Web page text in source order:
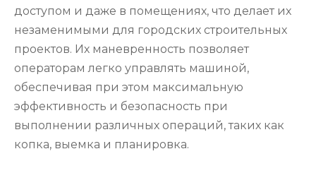
доступом и даже в помещениях, что делает их
незаменимыми для городских строительных
проектов. Их маневренность позволяет
операторам легко управлять машиной,
обеспечивая при этом максимальную
эффективность и безопасность при
выполнении различных операций, таких как
копка, выемка и планировка.